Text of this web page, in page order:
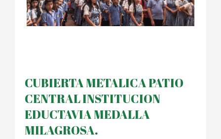
CUBIERTA METALICA PATIO
CENTRAL INSTITUCION
EDUCTAVIA MEDALLA
MILAGROSA.